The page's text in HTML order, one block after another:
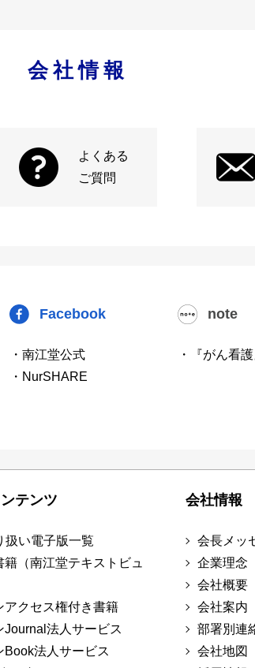
会社情報
よくある
ご質問
Facebook
・南江堂公式
・NurSHARE
note
・『がん看
テンツ
扱い電子版一覧
籍（南江堂テキストビュ
アクセス権付き書籍
Journal法人サービス
Book法人サービス
会社情報
会長メッ
企業理念
会社概要
会社案内
部署別連
会社地図